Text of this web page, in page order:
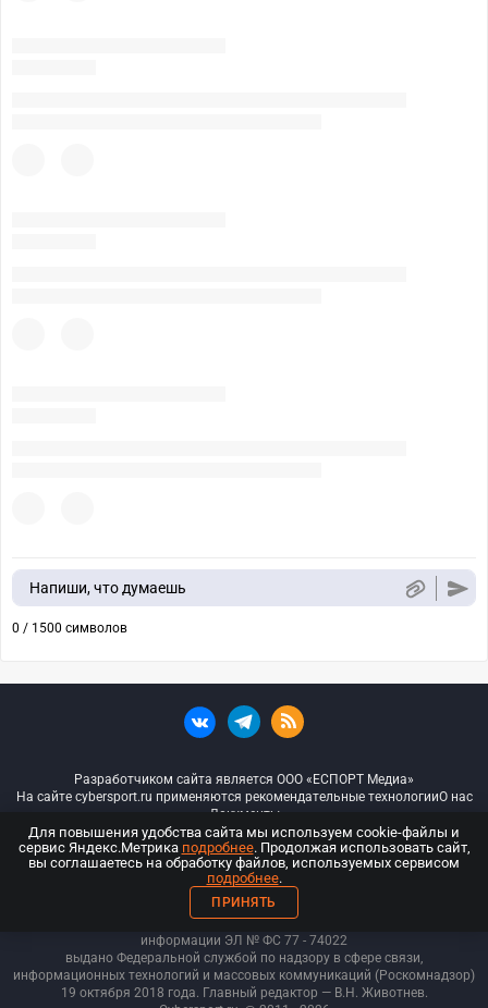
Напиши, что думаешь
0 / 1500 символов
Разработчиком сайта является ООО «ЕСПОРТ Медиа»
На сайте cybersport.ru применяются рекомендательные технологииО нас
Документы
© ООО «Киберспорт.ру» — Все права защищены
18+
ООО «Киберспорт.ру». Свидетельство о регистрации средств массовой
информации ЭЛ № ФС 77 - 74022
выдано Федеральной службой по надзору в сфере связи,
информационных технологий и массовых коммуникаций (Роскомнадзор)
19 октября 2018 года. Главный редактор — В.Н. Животнев.
Для повышения удобства сайта мы используем cookie-файлы и
сервис Яндекс.Метрика подробнее. Продолжая использовать сайт,
вы соглашаетесь на обработку файлов, используемых сервисом
подробнее.
ПРИНЯТЬ